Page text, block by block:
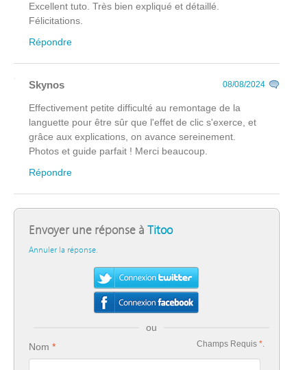
Excellent tuto. Très bien expliqué et détaillé.
Félicitations.
Répondre
Skynos 08/08/2024
Effectivement petite difficulté au remontage de la
languette pour être sûr que l'effet de clic s'exerce, et
grâce aux explications, on avance sereinement.
Photos et guide parfait ! Merci beaucoup.
Répondre
Envoyer une réponse à Titoo
Annuler la réponse.
ou
Champs Requis *.
Nom